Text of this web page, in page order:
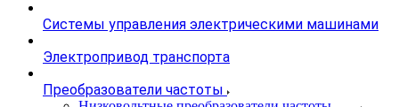
Системы управления электрическими машинами
Электропривод транспорта
Преобразователи частоты